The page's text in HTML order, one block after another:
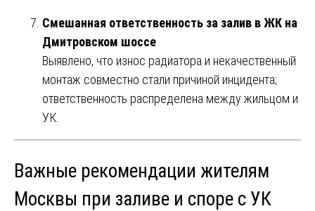
Смешанная ответственность за залив в ЖК на
Дмитровском шоссе
Выявлено, что износ радиатора и некачественный
монтаж совместно стали причиной инцидента;
ответственность распределена между жильцом и
УК.
Важные рекомендации жителям
Москвы при заливе и споре с УК